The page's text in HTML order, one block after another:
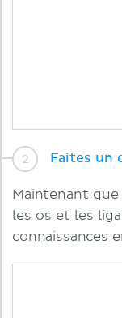
Faites un
Maintenant
les os et les
connaissances